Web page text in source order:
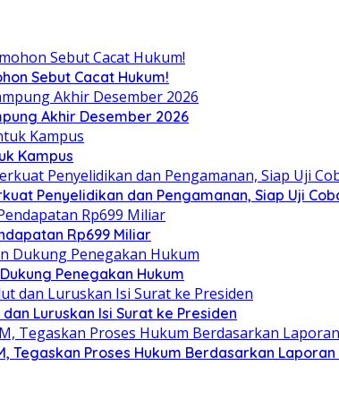
Sebut Cacat Hukum!
Akhir Desember 2026
Kampus
Penyelidikan dan Pengamanan, Siap Uji
Rp699 Miliar
Penegakan Hukum
Luruskan Isi Surat ke Presiden
Tegaskan Proses Hukum Berdasarkan